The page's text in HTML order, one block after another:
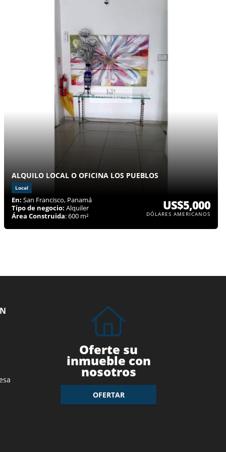
ALQUILO LOCAL O OFICINA LOS PUEBLOS
Local
En: San Francisco, Panamá
Tipo de negocio: Alquiler
Área Construida: 600 m²
US$5,000
DÓLARES AMERICANOS
Oferte su
inmueble con
nosotros
OFERTAR